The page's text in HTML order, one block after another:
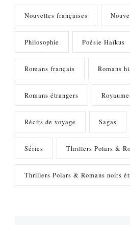
Nouvelles françaises
Philosophie Poésie Haïkus
Romans français Romans
Romans étrangers
Récits de voyage Sagas
Séries Thrillers Polars &
Thrillers Polars & Romans noirs